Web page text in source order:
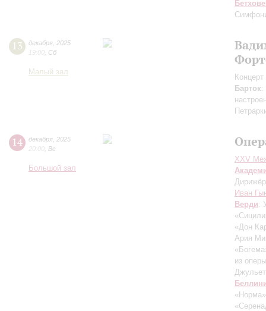
13 декабря 2025
19:00 Сб
Малый зал
Барток:
14 декабря 2025
20:00 Вс
Большой зал
XXV
Иван
Верди:
«Дон
Ария
из